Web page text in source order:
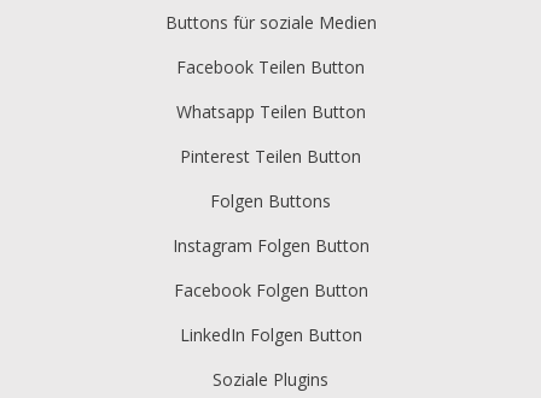
Buttons für soziale Medien
Facebook Teilen Button
Whatsapp Teilen Button
Pinterest Teilen Button
Folgen Buttons
Instagram Folgen Button
Facebook Folgen Button
LinkedIn Folgen Button
Soziale Plugins